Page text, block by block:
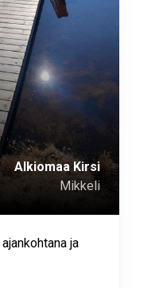
Alkiomaa Kirsi
Mikkeli
ja